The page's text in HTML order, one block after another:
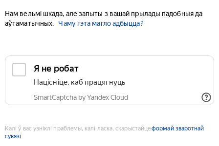
Нам вельмі шкада, але запыты з вашай прылады падобныя да
аўтаматычных.
Чаму гэта магло адбыцца?
Я не робат
Націсніце, каб працягнуць
SmartCaptcha by Yandex Cloud
Калі ў вас узніклі праблемы, калі ласка, скарыстайцеформай зваротнай
сувязі